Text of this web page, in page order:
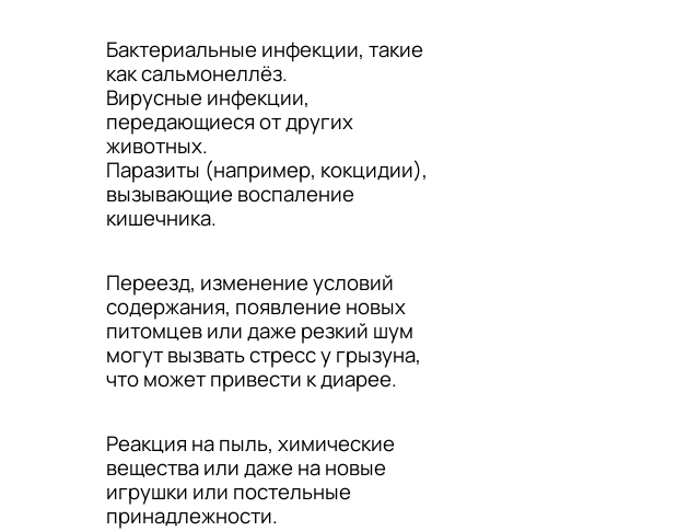
Бактериальные инфекции, такие
как сальмонеллёз.
Вирусные инфекции,
передающиеся от других
животных.
Паразиты (например, кокцидии),
вызывающие воспаление
кишечника.
Переезд, изменение условий
содержания, появление новых
питомцев или даже резкий шум
могут вызвать стресс у грызуна,
что может привести к диарее.
Реакция на пыль, химические
вещества или даже на новые
игрушки или постельные
принадлежности.